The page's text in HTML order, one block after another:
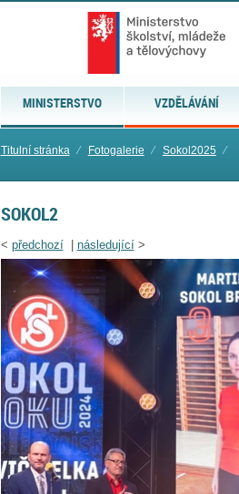
MINISTERSTVO VZDĚLÁVÁNÍ
Titulní stránka ⁄ Fotogalerie ⁄ Sokol2025 ⁄
SOKOL2
< předchozí| následující>